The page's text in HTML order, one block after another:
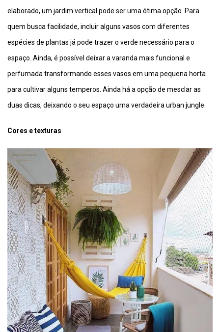
elaborado, um jardim vertical pode ser uma ótima opção. Para
quem busca facilidade, incluir alguns vasos com diferentes
espécies de plantas já pode trazer o verde necessário para o
espaço. Ainda, é possível deixar a varanda mais funcional e
perfumada transformando esses vasos em uma pequena horta
para cultivar alguns temperos. Ainda há a opção de mesclar as
duas dicas, deixando o seu espaço uma verdadeira urban jungle.
Cores e texturas